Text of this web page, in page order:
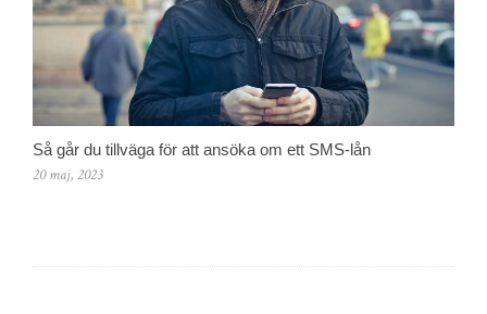
Så går du tillväga för att ansöka om ett SMS-lån
20 maj, 2023